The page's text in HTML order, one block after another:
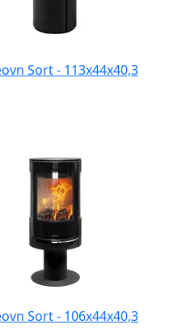
Sort - 113x44x40,3
Sort - 106x44x40,3